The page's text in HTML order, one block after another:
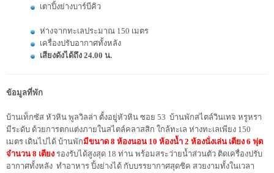
เตาปิ้งย่างบาร์บีคิว
ห่างจากทะเลประมาณ 150 เมตร
เครื่องปรับอากาศทั้งหลัง
เสียงดังได้ถึง 24.00 น.
ข้อมูลที่พัก
บ้านเท็กซัส หัวหิน พูลวิลล่า ตั้งอยู่หัวหิน ซอย 53 บ้านพักสไตล์วินเทจ หรูหรา
มีระดับ ด้วยการตกแต่งภายในสไตล์คลาสสิก ใกล้ทะเล ห่างทะเลเพียง 150
เมตร เดินไปได้ บ้านพักมีขนาด 8 ห้องนอน 10 ห้องน้ำ 2 ห้องนั่งเล่น เตียง 6 ฟุต
จำนวน 8 เตียง รองรับได้สูงสุด 18 ท่าน พร้อมสระว่ายน้ำส่วนตัว ติดเครื่องปรับ
อากาศทั้งหลัง ทำอาหาร ปิ้งย่างได้ กับบรรยากาศสุดชิค สวยงามทั้งในเวลา